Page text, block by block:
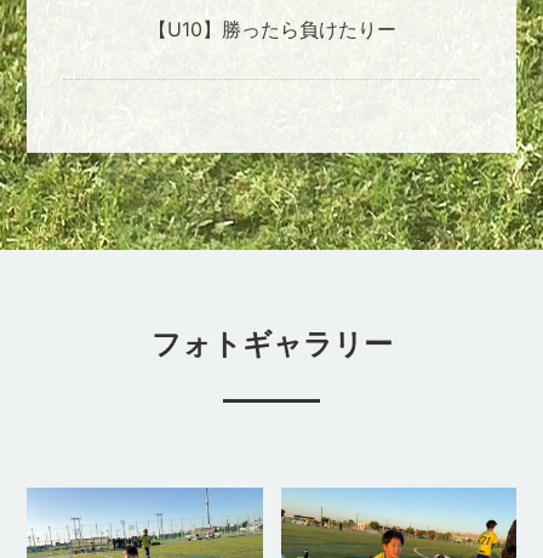
【U10】勝ったら負けたりー
フォトギャラリー